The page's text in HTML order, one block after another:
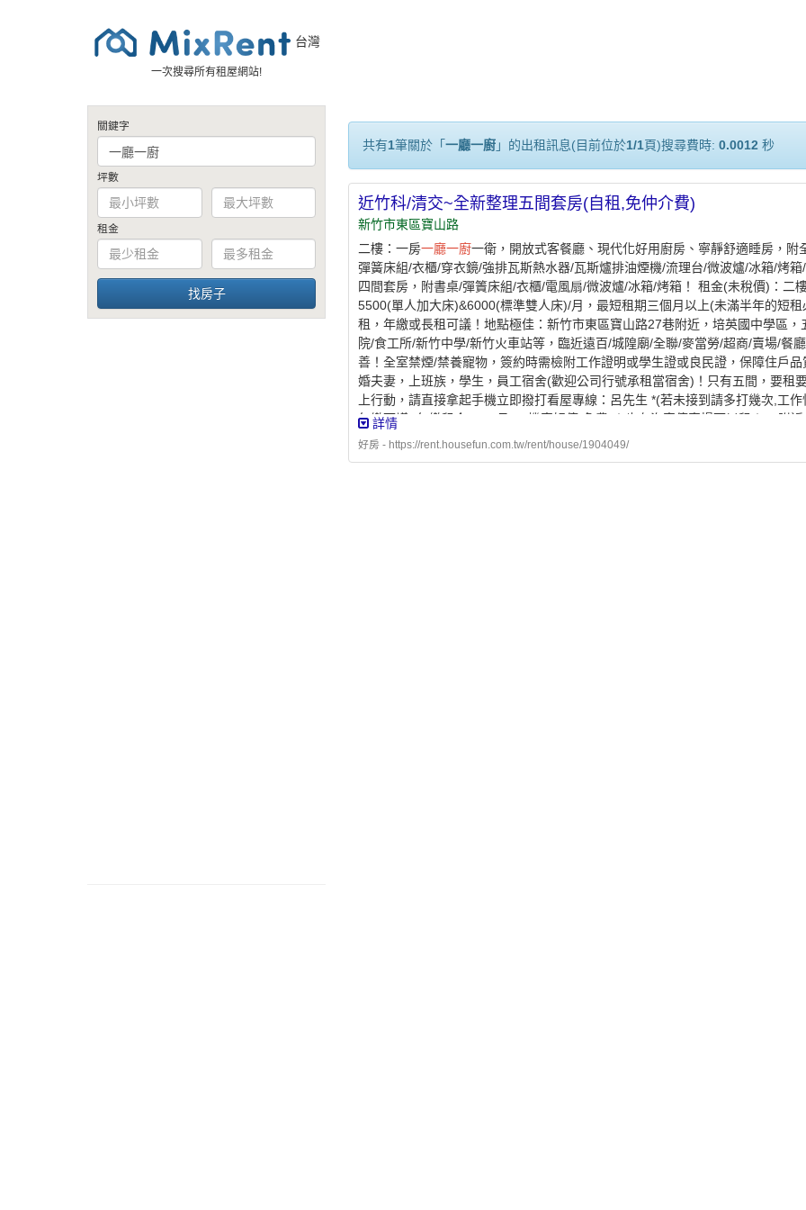
台灣
一次搜尋所有租屋網站!
關鍵字
坪數
租金
共有1筆關於「 一廳一廚」的出租訊息(目前位於1/1頁)搜尋費時: 0.0012 秒
近竹科/清交~全新整理五間套房(自租,免仲介費)
新竹市東區寶山路
二樓：一房一廳一廚一衛，開放式客餐廳、現代化好用廚房、寧靜舒適睡房，附
彈簧床組/衣櫃/穿衣鏡/強排瓦斯熱水器/瓦斯爐排油煙機/流理台/微波爐/冰箱/烤
四間套房，附書桌/彈簀床組/衣櫃/電風扇/微波爐/冰箱/烤箱！ 租金(未稅價)：二
5500(單人加大床)&6000(標準雙人床)/月，最短租期三個月以上(未滿半年的短
租，年繳或長租可議！地點極佳：新竹市東區寶山路27巷附近，培英國中學區
院/食工所/新竹中學/新竹火車站等，臨近遠百/城隍廟/全聯/麥當勞/超商/賣場/餐
善！全室禁煙/禁養寵物，簽約時需檢附工作證明或學生證或良民證，保障住戶
婚夫妻，上班族，學生，員工宿舍(歡迎公司行號承租當宿舍)！只有五間，要租
上行動，請直接拿起手機立即撥打看屋專線：呂先生 *(若未接到請多打幾次,工
年繳可議!(年繳租金-500/月) 1.機車好停(免費)！也有汽車停車場可以租！ 2.附近
有UBIKE站點！
詳情
好房 - https://rent.housefun.com.tw/rent/house/1904049/